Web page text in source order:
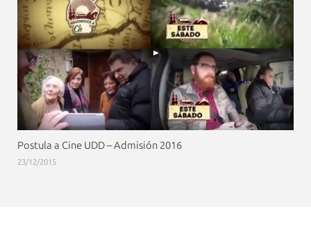
Postula a Cine UDD – Admisión 2016
23/12/2015